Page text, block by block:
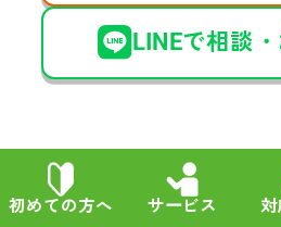
初めての方へ サービス 対
LINEで相談
当に良かったです。